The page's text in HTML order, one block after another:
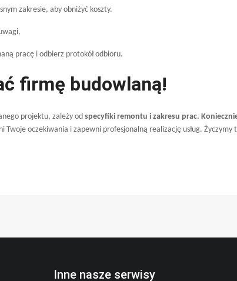
zakresie, aby obniżyć koszty.
pracę i odbierz protokół odbioru.
firmę budowlaną!
projektu, zależy od specyfiki remontu i zakresu prac.
Twoje oczekiwania i zapewni profesjonalną realizację usług.
Inne nasze serwisy